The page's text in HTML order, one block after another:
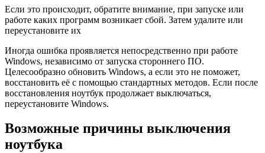
Если это происходит, обратите внимание, при запуске или
работе каких программ возникает сбой. Затем удалите или
переустановите их
Иногда ошибка проявляется непосредственно при работе
Windows, независимо от запуска стороннего ПО.
Целесообразно обновить Windows, а если это не поможет,
восстановить её с помощью стандартных методов. Если после
восстановления ноутбук продолжает выключаться,
переустановите Windows.
Возможные причины выключения
ноутбука